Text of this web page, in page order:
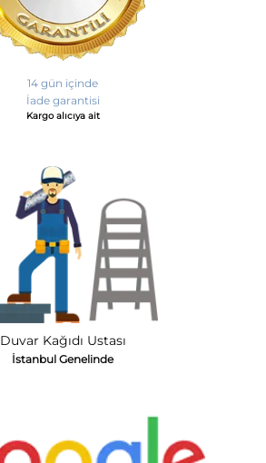
14 gün içinde
İade garantisi
Kargo alıcıya ait
Duvar Kağıdı Ustası
İstanbul Genelinde